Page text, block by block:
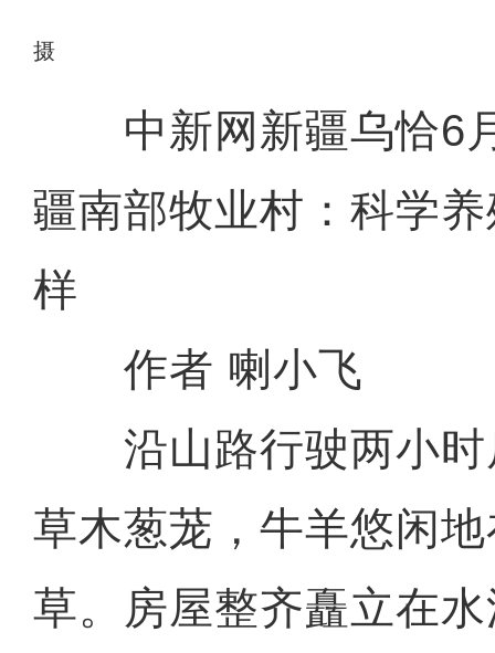
摄
中新网新疆乌恰6
疆南部牧业村：科学
样
作者 喇小飞
沿山路行驶两小时
草木葱茏，牛羊悠闲
草。房屋整齐矗立在